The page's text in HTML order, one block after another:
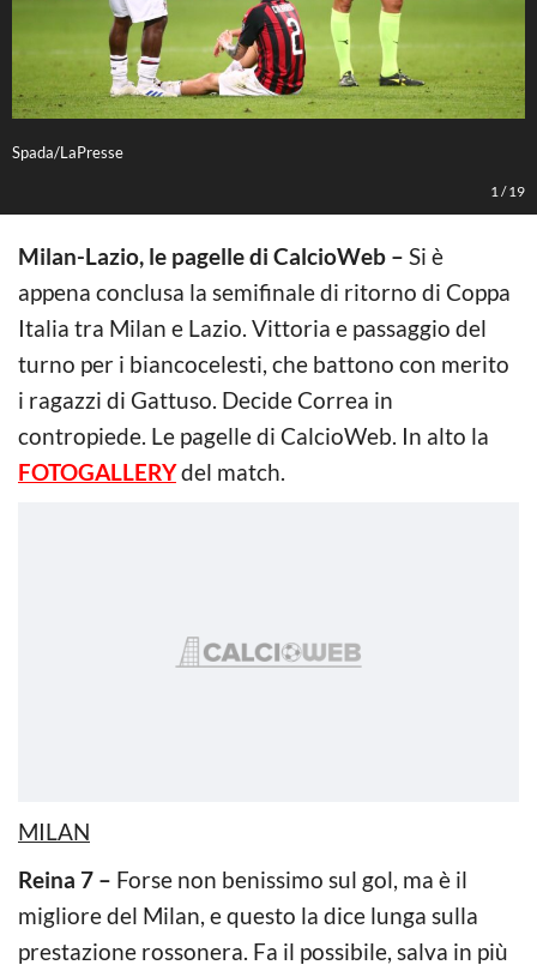
Spada/LaPresse
1 /19
Milan-Lazio, le pagelle di CalcioWeb – Si è
appena conclusa la semifinale di ritorno di Coppa
Italia tra Milan e Lazio. Vittoria e passaggio del
turno per i biancocelesti, che battono con merito
i ragazzi di Gattuso. Decide Correa in
contropiede. Le pagelle di CalcioWeb. In alto la
FOTOGALLERYdel match.
MILAN
Reina 7 – Forse non benissimo sul gol, ma è il
migliore del Milan, e questo la dice lunga sulla
prestazione rossonera. Fa il possibile, salva in più